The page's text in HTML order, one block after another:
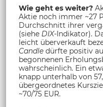
Wie geht es weiter?
Aktie noch immer ~27
Durchschnitt ihrer
(siehe DIX-Indikator).
leicht überverkauft
Candle dürfte positiv
begonnenen
wahrscheinlich. Ein
knapp unterhalb von
übergeordnetes
~70/75 EUR.